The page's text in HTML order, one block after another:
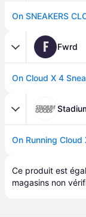
F Fwrd
Ce produit est
magasins non